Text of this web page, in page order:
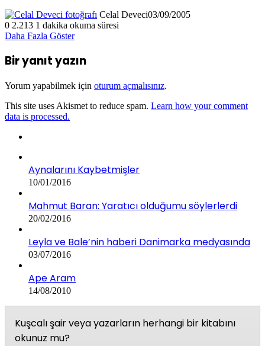
Celal Deveci03/09/2005
0 2.213 1 dakika okuma süresi
Daha Fazla Göster
Bir yanıt yazın
Yorum yapabilmek için oturum açmalısınız.
This site uses Akismet to reduce spam. Learn how your comment
data is processed.
Aynalarını Kaybetmişler
10/01/2016
Mahmut Baran: Yaratıcı olduğumu söylerlerdi
20/02/2016
Leyla ve Bale’nin haberi Danimarka medyasında
03/07/2016
Ape Aram
14/08/2010
Kuşcalı şair veya yazarların herhangi bir kitabını
okunuz mu?